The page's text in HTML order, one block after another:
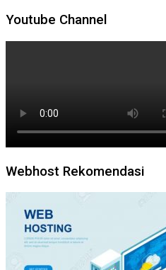
Youtube Channel
Webhost Rekomendasi